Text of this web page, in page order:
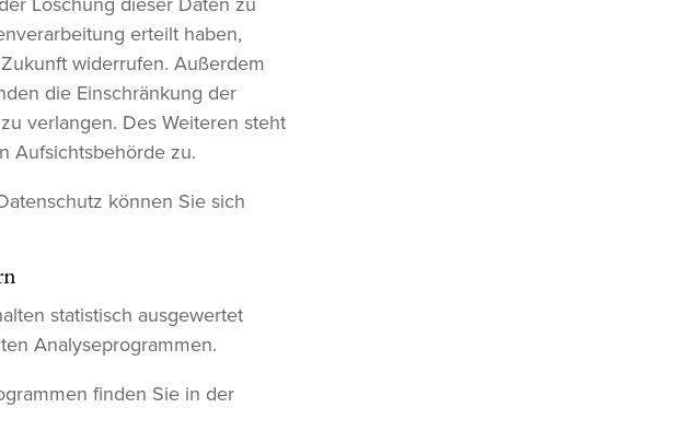
erteilt haben,
widerrufen. Außerdem
die Einschränkung der
verlangen. Des Weiteren steht
Aufsichtsbehörde zu.
können Sie sich
statistisch ausgewertet
Analyseprogrammen.
finden Sie in der